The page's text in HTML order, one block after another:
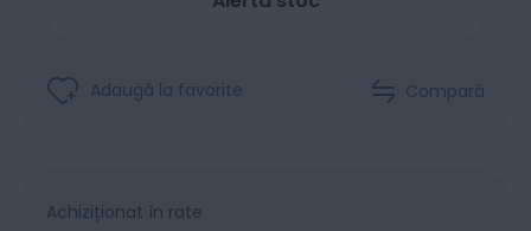
Adaugă la favorite Compară
Achiziționat în rate